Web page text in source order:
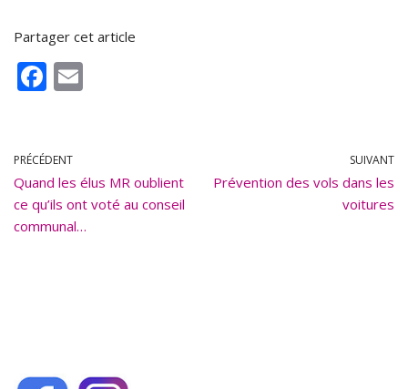
Partager cet article
F
b
o
o
PRÉCÉDENT
Quand les élus MR oublient
ce qu’ils ont voté au conseil
communal…
SUIVANT
Prévention des vols dans les
voitures